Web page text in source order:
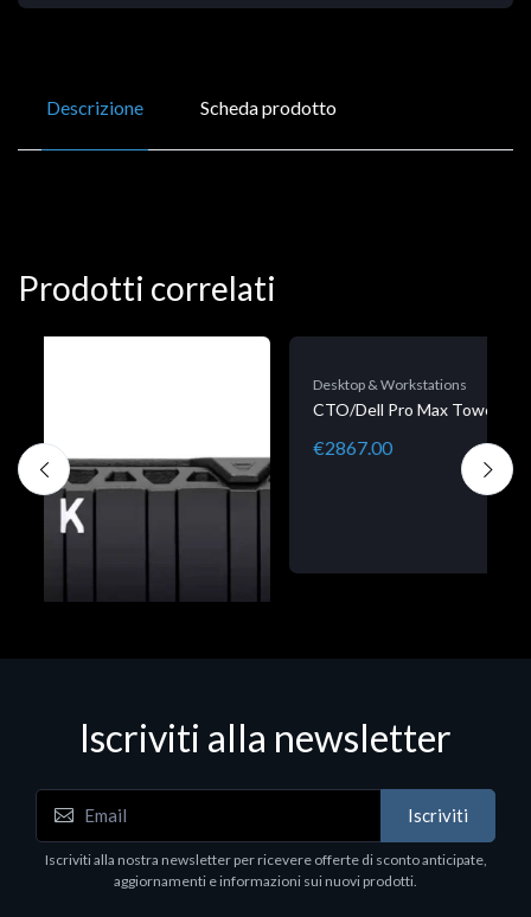
Descrizione Scheda prodotto
Prodotti correlati
CTO/Dell Pro Max Tower T2 CTO W11P
Iscriviti alla newsletter
Iscriviti
Iscriviti alla nostra newsletter per ricevere offerte di sconto anticipate,
aggiornamenti e informazioni sui nuovi prodotti.